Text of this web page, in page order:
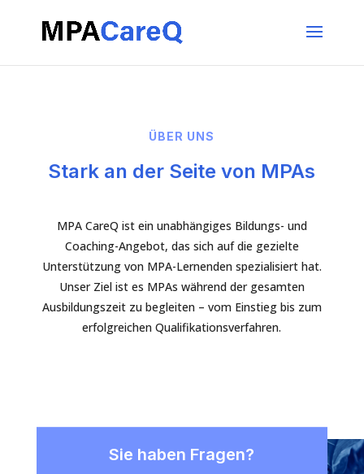
ÜBER UNS
Stark an der Seite von MPAs
MPA CareQ ist ein unabhängiges Bildungs- und
Coaching-Angebot, das sich auf die gezielte
Unterstützung von MPA-Lernenden spezialisiert hat.
Unser Ziel ist es MPAs während der gesamten
Ausbildungszeit zu begleiten – vom Einstieg bis zum
erfolgreichen Qualifikationsverfahren.
Sie haben Fragen?